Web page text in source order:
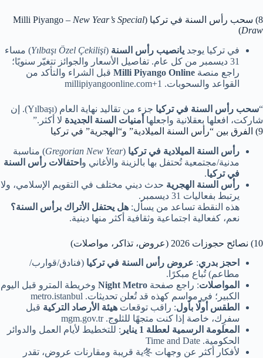
8) سحب رأس السنة في تركيا (Milli Piyango –
New Year’s Special
Draw
)
في تركيا يوجد يانصيب رأس السنة (
Yılbaşı Özel Çekilişi) مساء
31 ديسمبر من كل عام. تفاصيل الأسعار والجوائز تتغيّر سنويًا؛
راجع منصة Milli Piyango Online قبل الشراء والتأكد من
القواعد والسحوبات. millipiyangoonline.com+1
“سحب رأس السنة في تركيا
جزء من تقاليد نهاية العام (Yılbaşı). إن
شاركت، افعلها بعقلانية واجعلها أمنيات السنة الجديدة لا أكثر.”
9) الفرق بين “رأس السنة الميلادية” و“الهجرية” في تركيا
رأس السنة الميلادية في تركيا (
Gregorian New Year) مناسبة
مدنية/مجتمعية تُحتفل بها بالزينة والأغاني و احتفالات رأس السنة
في تركيا.
رأس السنة الهجرية حدث ديني مختلف في التقويم الإسلامي، ولا
يرتبط بفعاليات 31 ديسمبر.
هذه النقطة تساعد من يسأل: هل يحتفل الأتراك برأس السنة؟
نعم، كفعالية اجتماعية وثقافية أكثر منها دينية.
10) نصائح حجوزات 2026 (عروض، تذاكر، مواصلات)
احجز بدري: عروض رأس السنة في تركيا (فنادق/قوارب/
مطاعم) تُباع مبكرًا.
المواصلات: راجع صفحة Night Metro وخريطة المترو قبل اليوم
الكبير؛ في مواسم كهذه قد تُعلن تحديثات. metro.istanbul
الطقس أولًا بأول: راقب توقعات هيئة الأرصاد التركية قبل
سفرِك، خاصة إذا كنت متجهًا للثلوج. mgm.gov.tr
المعلومة الرسمية لعطلة 1 يناير
: للتخطيط لأيام العمل والدوائر
الحكومية. Time and Date
لأفكار أكثر عن وجهات 冬ية قريبة ومقارنات عروض، تقدر